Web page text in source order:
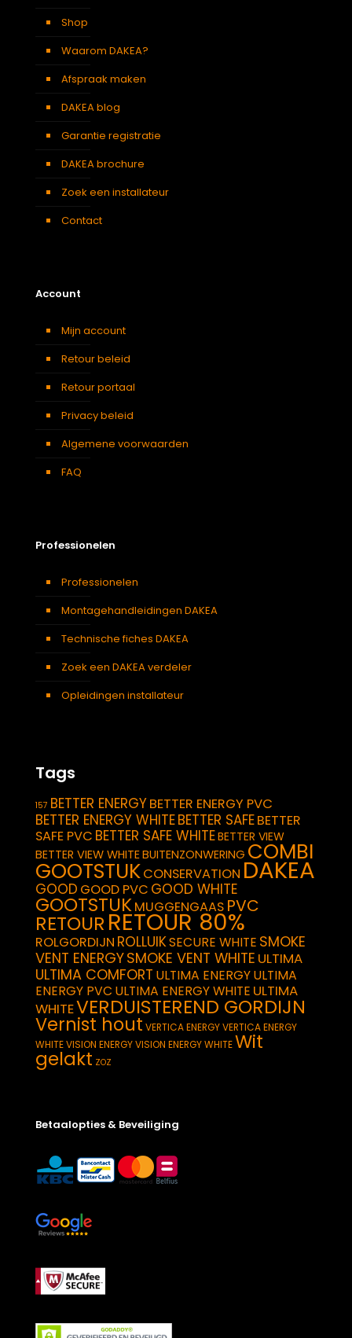
Shop
Waarom DAKEA?
Afspraak maken
DAKEA blog
Garantie registratie
DAKEA brochure
Zoek een installateur
Contact
Account
Mijn account
Retour beleid
Retour portaal
Privacy beleid
Algemene voorwaarden
FAQ
Professionelen
Professionelen
Montagehandleidingen DAKEA
Technische fiches DAKEA
Zoek een DAKEA verdeler
Opleidingen installateur
Tags
157 BETTER ENERGYBETTER ENERGY PVC
BETTER ENERGY WHITEBETTER SAFEBETTER
SAFE PVC BETTER SAFE WHITEBETTER VIEW
BETTER VIEW WHITEBUITENZONWERING COMBI
GOOTSTUKCONSERVATION DAKEA
GOOD GOOD PVC GOOD WHITE
GOOTSTUKMUGGENGAAS PVC
RETOUR RETOUR 80%
ROLGORDIJN ROLLUIKSECURE WHITE SMOKE
VENT ENERGYSMOKE VENT WHITE ULTIMA
ULTIMA COMFORT ULTIMA ENERGYULTIMA
ENERGY PVC ULTIMA ENERGY WHITE ULTIMA
WHITEVERDUISTEREND GORDIJN
Vernist hout VERTICA ENERGYVERTICA ENERGY
WHITEVISION ENERGYVISION ENERGY WHITEWit
gelakt ZOZ
Betaalopties & Beveiliging